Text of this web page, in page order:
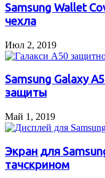
Samsung Wallet
чехла
Июл 2, 2019
Samsung Galaxy
защиты
Май 1, 2019
Экран для
тачскрином